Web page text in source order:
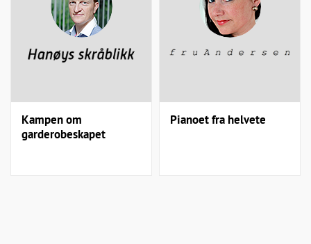
Kampen om
garderobeskapet
Pianoet fra helvete